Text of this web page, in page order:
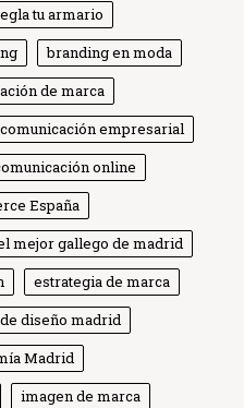
tu armario
branding en moda
de marca
comunicación empresarial
online
España
mejor gallego de madrid
estrategia de marca
diseño madrid
Madrid
imagen de marca